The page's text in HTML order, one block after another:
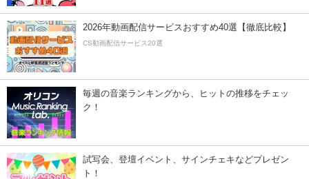
2026年動画配信サービスおすすめ40選【徹底比較】
CS動画配信サービス20選
毎週の音楽ランキングから、ヒットの推移をチェッ
ク！
試写会、登壇イベント、サインチェキなどプレゼン
ト！